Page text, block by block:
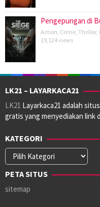
Pengepungan di
Action Crime Thriller,
19,124 views
LK21 – LAYARKACA21
LK21 Layarkaca21 adalah
gratis yang menyediakan link
KATEGORI
Kategori
PETA SITUS
sitemap